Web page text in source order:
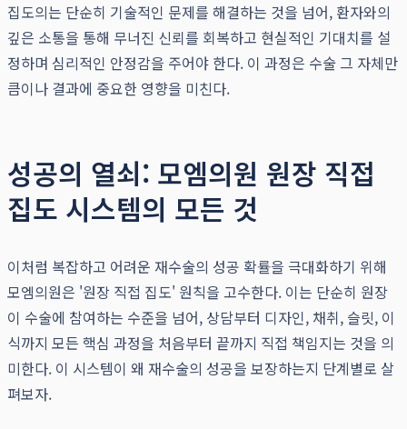
집도의는 단순히 기술적인 문제를 해결하는 것을 넘어, 환자와의
깊은 소통을 통해 무너진 신뢰를 회복하고 현실적인 기대치를 설
정하며 심리적인 안정감을 주어야 한다. 이 과정은 수술 그 자체만
큼이나 결과에 중요한 영향을 미친다.
성공의 열쇠: 모엠의원 원장 직접
집도 시스템의 모든 것
이처럼 복잡하고 어려운 재수술의 성공 확률을 극대화하기 위해
모엠의원은 '원장 직접 집도' 원칙을 고수한다. 이는 단순히 원장
이 수술에 참여하는 수준을 넘어, 상담부터 디자인, 채취, 슬릿, 이
식까지 모든 핵심 과정을 처음부터 끝까지 직접 책임지는 것을 의
미한다. 이 시스템이 왜 재수술의 성공을 보장하는지 단계별로 살
펴보자.